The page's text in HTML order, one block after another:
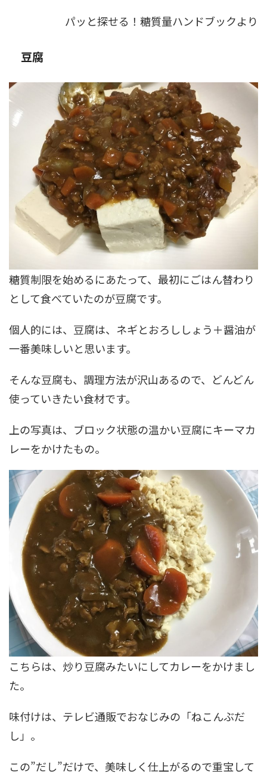
パッと探せる！糖質量ハンドブックより
豆腐
糖質制限を始めるにあたって、最初にごはん替わり
として食べていたのが豆腐です。
個人的には、豆腐は、ネギとおろししょう＋醤油が
一番美味しいと思います。
そんな豆腐も、調理方法が沢山あるので、どんどん
使っていきたい食材です。
上の写真は、ブロック状態の温かい豆腐にキーマカ
レーをかけたもの。
こちらは、炒り豆腐みたいにしてカレーをかけまし
た。
味付けは、テレビ通販でおなじみの「ねこんぶだ
し」。
この”だし”だけで、美味しく仕上がるので重宝して